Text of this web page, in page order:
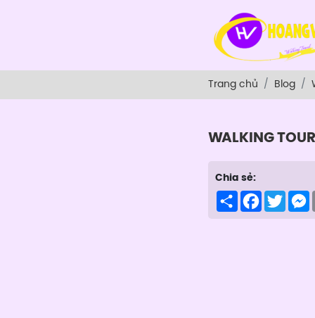
Trang chủ Blog
WALKING TOUR
Chia sẻ:
ShareFacebook